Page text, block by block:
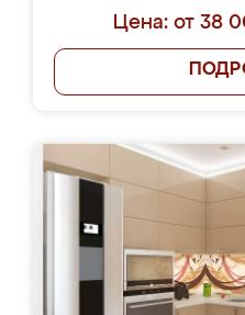
Цена: от 38